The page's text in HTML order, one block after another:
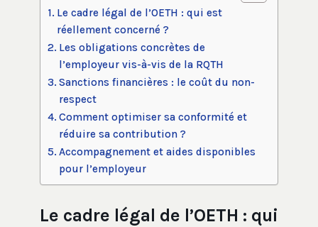
Le cadre légal de l’OETH : qui est
réellement concerné ?
Les obligations concrètes de
l’employeur vis-à-vis de la RQTH
Sanctions financières : le coût du non-
respect
Comment optimiser sa conformité et
réduire sa contribution ?
Accompagnement et aides disponibles
pour l’employeur
Le cadre légal de l’OETH : qui